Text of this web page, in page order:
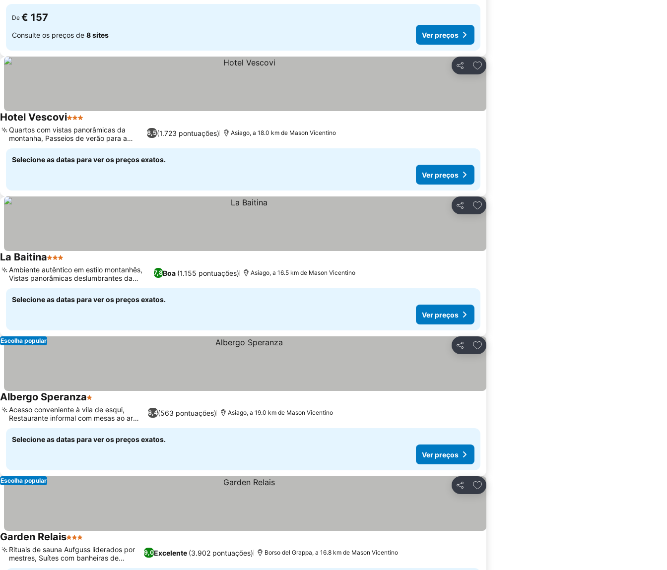
De € 157
Consulte os preços de 8 sites Ver preços
Partilhar
Adicionar aos favoritos
Hotel Vescovi3 Estrelas
6,5(1.723 pontuações)
Quartos com vistas panorâmicas da
montanha, Passeios de verão para a
região
Asiago, a 18.0 km de Mason Vicentino
Selecione as datas para ver os preços exatos.
Ver preços
Partilhar
Adicionar aos favoritos
La Baitina3 Estrelas
7,8Boa (1.155 pontuações)
Ambiente autêntico em estilo montanhês,
Vistas panorâmicas deslumbrantes da
montanha
Asiago, a 16.5 km de Mason Vicentino
Selecione as datas para ver os preços exatos.
Ver preços
Partilhar
Adicionar aos favoritos
Escolha popular
Albergo Speranza1 Estrelas
6,4(563 pontuações)
Acesso conveniente à vila de esqui,
Restaurante informal com mesas ao ar
livre
Asiago, a 19.0 km de Mason Vicentino
Selecione as datas para ver os preços exatos.
Ver preços
Partilhar
Adicionar aos favoritos
Escolha popular
Garden Relais3 Estrelas
9,0Excelente (3.902 pontuações)
Rituais de sauna Aufguss liderados por
mestres, Suítes com banheiras de
hidromassagem
Borso del Grappa, a 16.8 km de Mason Vicentino